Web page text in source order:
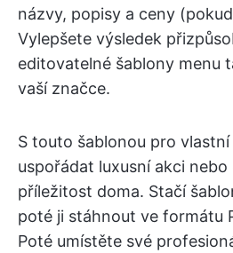
názvy, popisy a ceny
Vylepšete výsledek
editovatelné šablony menu
vaší značce.
S touto šablonou pro
uspořádat luxusní akci
příležitost doma. Stačí
poté ji stáhnout ve formátu
Poté umístěte své